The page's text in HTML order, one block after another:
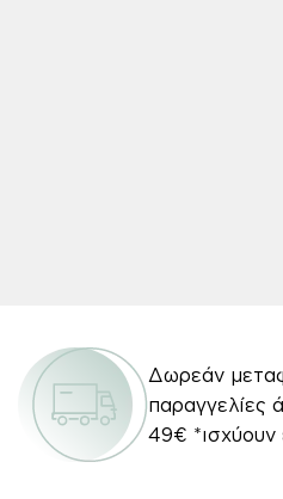
Δωρεάν
παραγγελίες
49€ *ισχύουν